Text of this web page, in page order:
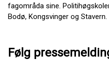
fagområda sine.
Bodø, Kongsvinger og Stavern.
Følg